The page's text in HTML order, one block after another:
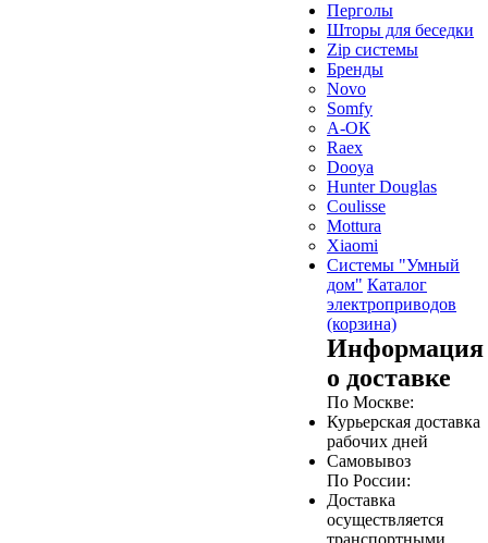
Перголы
Шторы для беседки
Zip системы
Бренды
Novo
Somfy
А-ОК
Raex
Dooya
Hunter Douglas
Coulisse
Mottura
Xiaomi
Системы "Умный
дом" Каталог
электроприводов
(корзина)
Информация
о доставке
По Москве:
Курьерская доставка
рабочих дней
Самовывоз
По России:
Доставка
осуществляется
транспортными